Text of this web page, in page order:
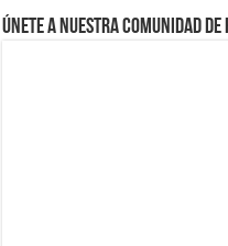
Únete a nuestra comunidad de